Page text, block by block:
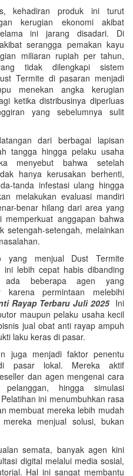
kehadiran produk ini turut
kerugian ekonomi akibat
ini jarang disadari. Di
serangga pemakan kayu
miliaran rupiah per tahun,
tidak dilengkapi sistem
Termite di pasaran menjadi
menekan angka kerugian
ketika distribusinya diperluas
yang sebelumnya sulit
dari berbagai lapisan
tangga hingga pelaku usaha
menyebut bahwa setelah
hanya kerusakan berhenti,
tanda infestasi ulang hingga
melakukan evaluasi mandiri
benar hilang dari area yang
anggapan bahwa
setengah-setengah, melainkan
yang menjual Dust Termite
lebih cepat habis dibanding
ada beberapa agen yang
karena permintaan melebihi
Rayap Terbaru Juli 2025Ini
maupun pelaku usaha kecil
jual obat anti rayap ampuh
laku keras di pasar.
juga menjadi faktor penentu
pasar lokal. Mereka aktif
dan agen mengenai cara
hingga simulasi
ini menumbuhkan rasa
membuat mereka lebih mudah
menjual solusi, bukan
semata, banyak agen kini
digital melalui media sosial,
Hal ini sangat membantu